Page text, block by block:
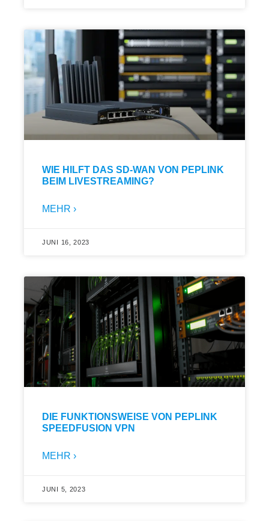
WIE HILFT DAS SD-WAN VON PEPLINK
BEIM LIVESTREAMING?
MEHR ›
JUNI 16, 2023
DIE FUNKTIONSWEISE VON PEPLINK
SPEEDFUSION VPN
MEHR ›
JUNI 5, 2023